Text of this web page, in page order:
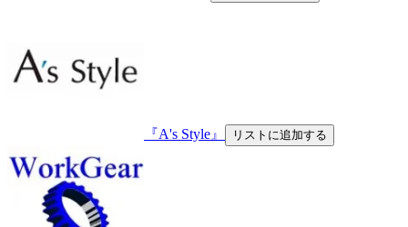
『A's Style』 リストに追加する